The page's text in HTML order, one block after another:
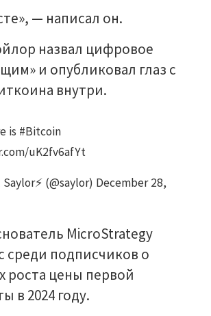
— написал он.
назвал цифровое
и опубликовал глаз с
внутри.
is #Bitcoin
uK2fv6afYt
(@saylor) December 28,
MicroStrategy
среди подписчиков о
роста цены первой
в 2024 году.